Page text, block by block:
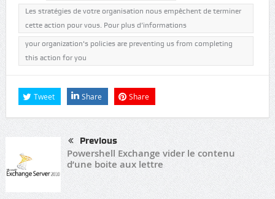
Les stratégies de votre organisation nous empêchent de terminer
cette action pour vous. Pour plus d’informations
your organization's policies are preventing us from completing
this action for you
Tweet Share Share
Previous
Powershell Exchange vider le contenu
d’une boite aux lettre